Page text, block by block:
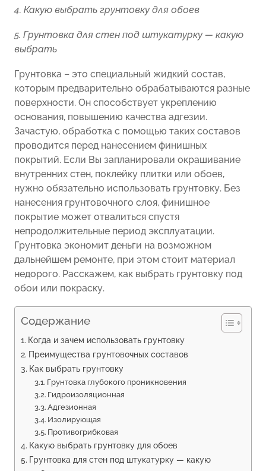
4. Какую выбрать грунтовку для обоев
5. Грунтовка для стен под штукатурку — какую
выбрать
Грунтовка – это специальный жидкий состав,
которым предварительно обрабатываются разные
поверхности. Он способствует укреплению
основания, повышению качества адгезии.
Зачастую, обработка с помощью таких составов
проводится перед нанесением финишных
покрытий. Если Вы запланировали окрашивание
внутренних стен, поклейку плитки или обоев,
нужно обязательно использовать грунтовку. Без
нанесения грунтовочного слоя, финишное
покрытие может отвалиться спустя
непродолжительные период эксплуатации.
Грунтовка экономит деньги на возможном
дальнейшем ремонте, при этом стоит материал
недорого. Расскажем, как выбрать грунтовку под
обои или покраску.
Содержание
Когда и зачем использовать грунтовку
Преимущества грунтовочных составов
Как выбрать грунтовку
Грунтовка глубокого проникновения
Гидроизоляционная
Адгезионная
Изолирующая
Противогрибковая
Какую выбрать грунтовку для обоев
Грунтовка для стен под штукатурку — какую